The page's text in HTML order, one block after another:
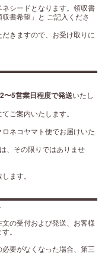
シードとなります。領収書
書希望」と ご記入くださ
きますので、お受け取りに
2〜5営業日程度で発送いたし
ご案内いたします。
ネコヤマト便でお届けいた
、その限りではありませ
ます。
の受付および発送、お客様
。
要がなくなった場合、第三